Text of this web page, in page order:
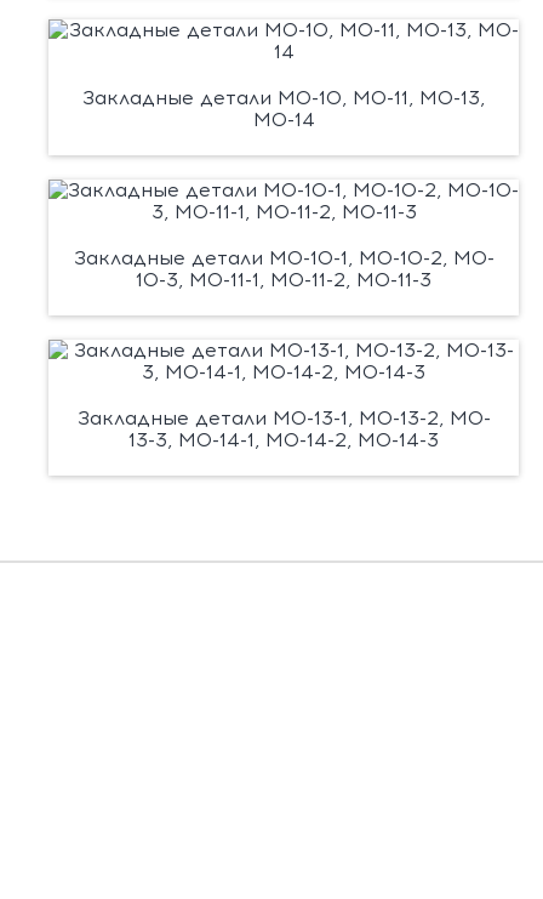
Закладные детали М0-10, М0-11, М0-13,
М0-14
Закладные детали М0-10-1, М0-10-2, М0-
10-3, М0-11-1, М0-11-2, М0-11-3
Закладные детали М0-13-1, М0-13-2, М0-
13-3, М0-14-1, М0-14-2, М0-14-3